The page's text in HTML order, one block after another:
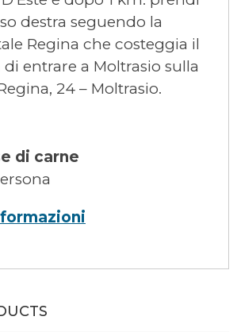
destra seguendo la
Regina che costeggia il
entrare a Moltrasio sulla
24 – Moltrasio.
di carne